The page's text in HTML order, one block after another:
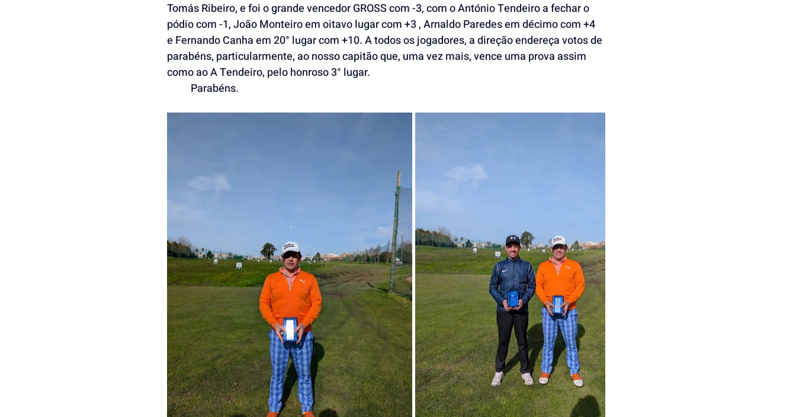
Tomás Ribeiro, e foi o grande vencedor GROSS com -3, com o António Tendeiro a fechar o
pódio com -1, João Monteiro em oitavo lugar com +3 , Arnaldo Paredes em décimo com +4
e Fernando Canha em 20° lugar com +10. A todos os jogadores, a direção endereça votos de
parabéns, particularmente, ao nosso capitão que, uma vez mais, vence uma prova assim
como ao A Tendeiro, pelo honroso 3° lugar.
	Parabéns.